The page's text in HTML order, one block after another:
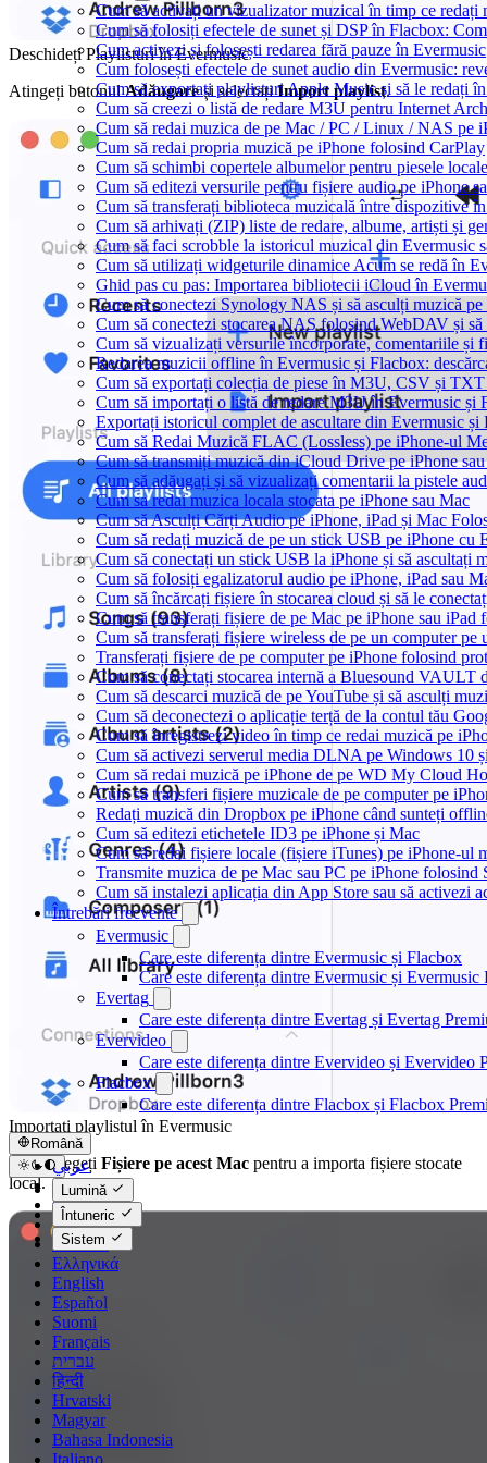
Cum să activați un vizualizator muzical în timp ce redați
Cum să folosiți efectele de sunet și DSP în Flacbox:
Cum activezi și folosești redarea fără pauze în Evermusic
Cum folosești efectele de sunet audio din Evermusic:
Cum să exportați playlisturi Apple Music și să le redați
Cum să creezi o listă de redare M3U pentru Internet
Cum să redai muzica de pe Mac / PC / Linux / NAS
Cum să redai propria muzică pe iPhone folosind CarPlay
Cum să schimbi copertele albumelor pentru piesele
Cum să editezi versurile pentru fișiere audio pe iPhone
Cum să transferați biblioteca muzicală între dispozitive
Cum să arhivați (ZIP) liste de redare, albume, artiști și
Cum să faci scrobble la istoricul muzical din Evermusic
Cum să utilizați widgeturile dinamice Acum se redă în
Ghid pas cu pas: Importarea bibliotecii iCloud în
Cum să conectezi Synology NAS și să asculți muzică
Cum să conectezi stocarea NAS folosind WebDAV și
Cum să vizualizați versurile încorporate, comentariile și
Redarea muzicii offline în Evermusic și Flacbox:
Cum să exportați colecția de piese în M3U, CSV și
Cum să importați o listă de redare M3U în Evermusic și
Exportați istoricul complet de ascultare din Evermusic și
Cum să Redai Muzică FLAC (Lossless) pe iPhone-ul
Cum să transmiți muzică din iCloud Drive pe iPhone
Cum să adăugați și să vizualizați comentarii la pistele
Cum sa redai muzica locala stocata pe iPhone sau Mac
Cum să Asculți Cărți Audio pe iPhone, iPad și Mac
Cum să redați muzică de pe un stick USB pe iPhone cu
Cum să conectați un stick USB la iPhone și să ascultați
Cum să folosiți egalizatorul audio pe iPhone, iPad sau
Cum să încărcați fișiere în stocarea cloud și să le
Cum să transferați fișiere de pe Mac pe iPhone sau iPad
Cum să transferați fișiere wireless de pe un computer
Transferați fișiere de pe computer pe iPhone folosind
Cum să conectați stocarea internă a Bluesound VAULT
Cum să descarci muzică de pe YouTube și să asculți
Cum să deconectezi o aplicație terță de la contul tău
Cum să înregistrezi video în timp ce redai muzică pe
Cum să activezi serverul media DLNA pe Windows 10
Cum să redai muzică pe iPhone de pe WD My Cloud
Cum să transferi fișiere muzicale de pe computer pe
Redați muzică din Dropbox pe iPhone când sunteți
Cum să editezi etichetele ID3 pe iPhone și Mac
Cum să redai fișiere locale (fișiere iTunes) pe iPhone-ul
Transmite muzica de pe Mac sau PC pe iPhone folosind
Cum să instalezi aplicația din App Store sau să activezi
Întrebări frecvente
Evermusic
Care este diferența dintre Evermusic și Flacbox
Care este diferența dintre Evermusic și Evermusic
Evertag
Care este diferența dintre Evertag și Evertag
Evervideo
Care este diferența dintre Evervideo și Evervideo
Flacbox
Care este diferența dintre Flacbox și Flacbox
Română
عربي
Català
Čeština
Dansk
Deutsch
Ελληνικά
English
Español
Suomi
Français
עברית
हिन्दी
Hrvatski
Magyar
Bahasa Indonesia
Italiano
Lumină
Întuneric
Sistem
Deschideți Playlisturi în Evermusic
Atingeți butonulAdăugareși selectațiImport playlist.
Importați playlistul în Evermusic
Apoi, alegeți Fișiere pe acest Mac pentru a importa fișiere stocate
local.